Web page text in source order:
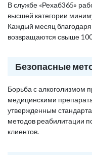
В службе «Рехаб365»
высшей категории
Каждый месяц
возвращаются свыше
Безопасные
Борьба с алкоголизмом
медицинскими
утвержденным
методов реабилитации
клиентов.